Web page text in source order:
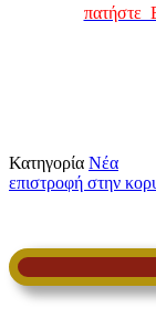
πατήστε
Κατηγορία Νέα
επιστροφή στην